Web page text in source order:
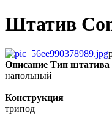
Штатив
Описание Тип штатива
напольный
Конструкция
трипод